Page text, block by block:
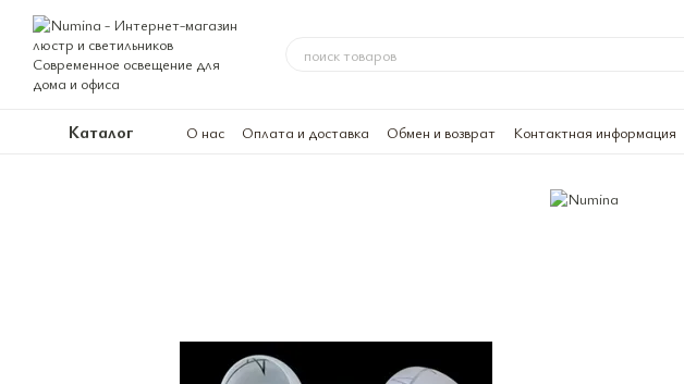
Перейти к основному контенту
Каталог О нас Оплата и доставка Обмен и возврат Контактная информация